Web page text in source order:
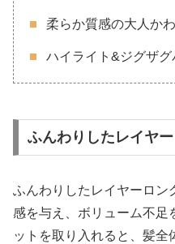
柔らか質感の大人か
ハイライト&ジグザ
ふんわりしたレイヤ
ふんわりしたレイヤーロン
感を与え、ボリューム不足
ットを取り入れると、髪全